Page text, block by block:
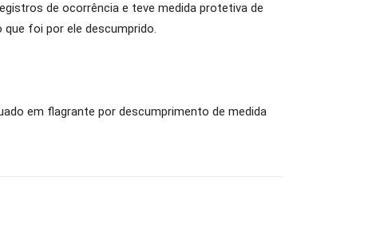
de ocorrência e teve medida protetiva de
foi por ele descumprido.
em flagrante por descumprimento de medida